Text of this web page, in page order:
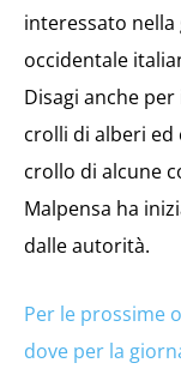
interessato
occidentale
Disagi anche
crolli di alberi ed
crollo di alcune
Malpensa ha
dalle autorità.
Per le prossime
dove per la